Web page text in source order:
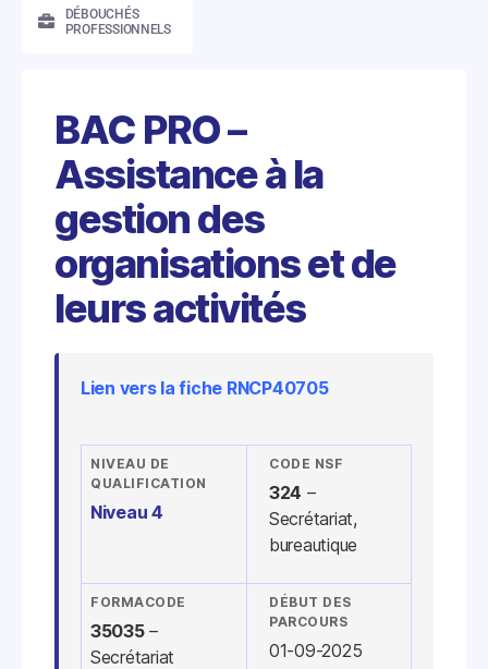
DÉBOUCHÉS
PROFESSIONNELS
BAC PRO –
Assistance à la
gestion des
organisations et de
leurs activités
Lien vers la fiche RNCP40705
NIVEAU DE
QUALIFICATION
Niveau 4
CODE NSF
324 –
Secrétariat,
bureautique
FORMACODE
35035–
Secrétariat
DÉBUT DES
PARCOURS
01-09-2025